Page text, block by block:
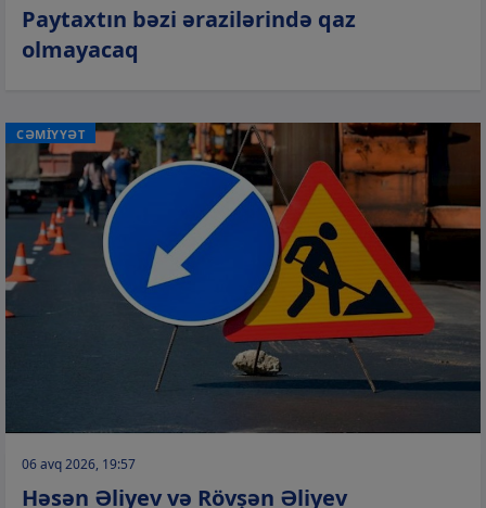
Paytaxtın bəzi ərazilərində qaz
olmayacaq
CƏMİYYƏT
06 avq 2026, 19:57
Həsən Əliyev və Rövşən Əliyev